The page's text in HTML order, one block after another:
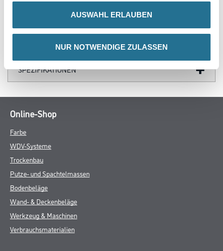
AUSWAHL ERLAUBEN
NUR NOTWENDIGE ZULASSEN
GEFAHRENHINWEISE
DATENBLÄTTER
SPEZIFIKATIONEN
Online-Shop
Farbe
WDV-Systeme
Trockenbau
Putze- und Spachtelmassen
Bodenbeläge
Wand- & Deckenbeläge
Werkzeug & Maschinen
Verbrauchsmaterialien